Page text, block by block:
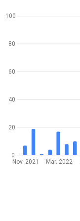
Nov.-2021 Mar.-2022
0
20
40
60
80
100